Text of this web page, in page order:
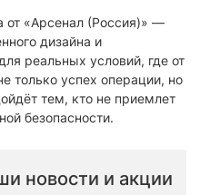
от «Арсенал (Россия)» —
дизайна и
реальных условий, где от
только успех операции, но
тем, кто не приемлет
безопасности.
новости и акции